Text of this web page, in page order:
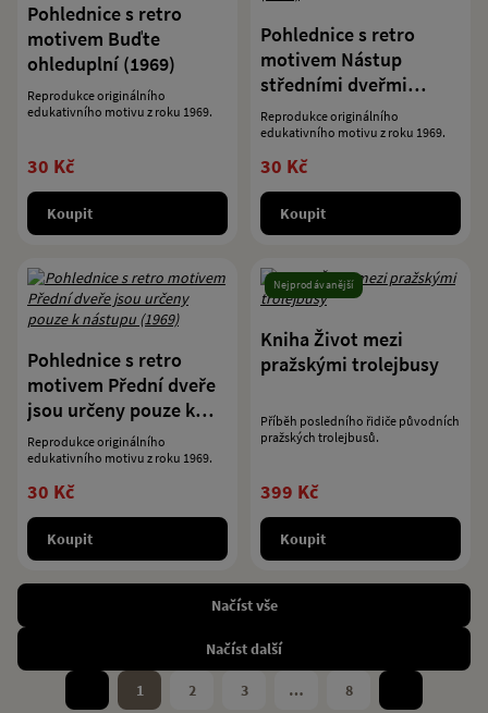
Pohlednice s retro
motivem Buďte
ohleduplní (1969)
Reprodukce originálního
edukativního motivu z roku 1969.
30 Kč
Koupit
Pohlednice s retro
motivem Nástup
středními dveřmi
(1969)
Reprodukce originálního
edukativního motivu z roku 1969.
30 Kč
Koupit
Pohlednice s retro
motivem Přední dveře
jsou určeny pouze k
nástupu (1969)
Reprodukce originálního
edukativního motivu z roku 1969.
30 Kč
Koupit
Nejprodávanější
Kniha Život mezi
pražskými trolejbusy
Příběh posledního řidiče původních
pražských trolejbusů.
399 Kč
Koupit
Načíst vše
Načíst další
1 2 3 … 8